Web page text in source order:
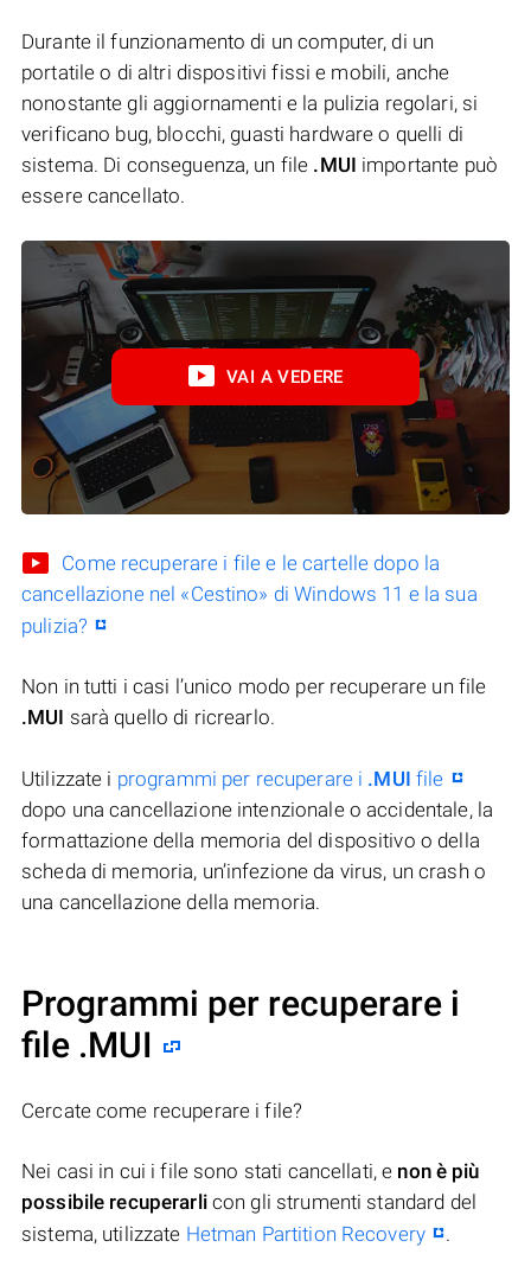
Durante il funzionamento di un computer, di un
portatile o di altri dispositivi fissi e mobili, anche
nonostante gli aggiornamenti e la pulizia regolari, si
verificano bug, blocchi, guasti hardware o quelli di
sistema. Di conseguenza, un file .MUI importante può
essere cancellato.
VAI A VEDERE
Come recuperare i file e le cartelle dopo la
cancellazione nel «Cestino» di Windows 11 e la sua
pulizia?
Non in tutti i casi l’unico modo per recuperare un file
.MUI sarà quello di ricrearlo.
Utilizzate i programmi per recuperare i .MUI file
dopo una cancellazione intenzionale o accidentale, la
formattazione della memoria del dispositivo o della
scheda di memoria, un’infezione da virus, un crash o
una cancellazione della memoria.
Programmi per recuperare i
file .MUI
Cercate come recuperare i file?
Nei casi in cui i file sono stati cancellati, e non è più
possibile recuperarlicon gli strumenti standard del
sistema, utilizzate Hetman Partition Recovery .